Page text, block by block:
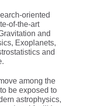
oriented
of-the-art
and
Exoplanets,
and
among the
be exposed to
astrophysics,